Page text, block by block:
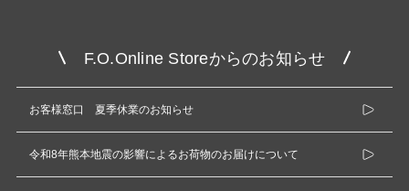
F.O.Online Storeからのお知らせ
お客様窓口 夏季休業のお知らせ
令和8年熊本地震の影響によるお荷物のお届けについて